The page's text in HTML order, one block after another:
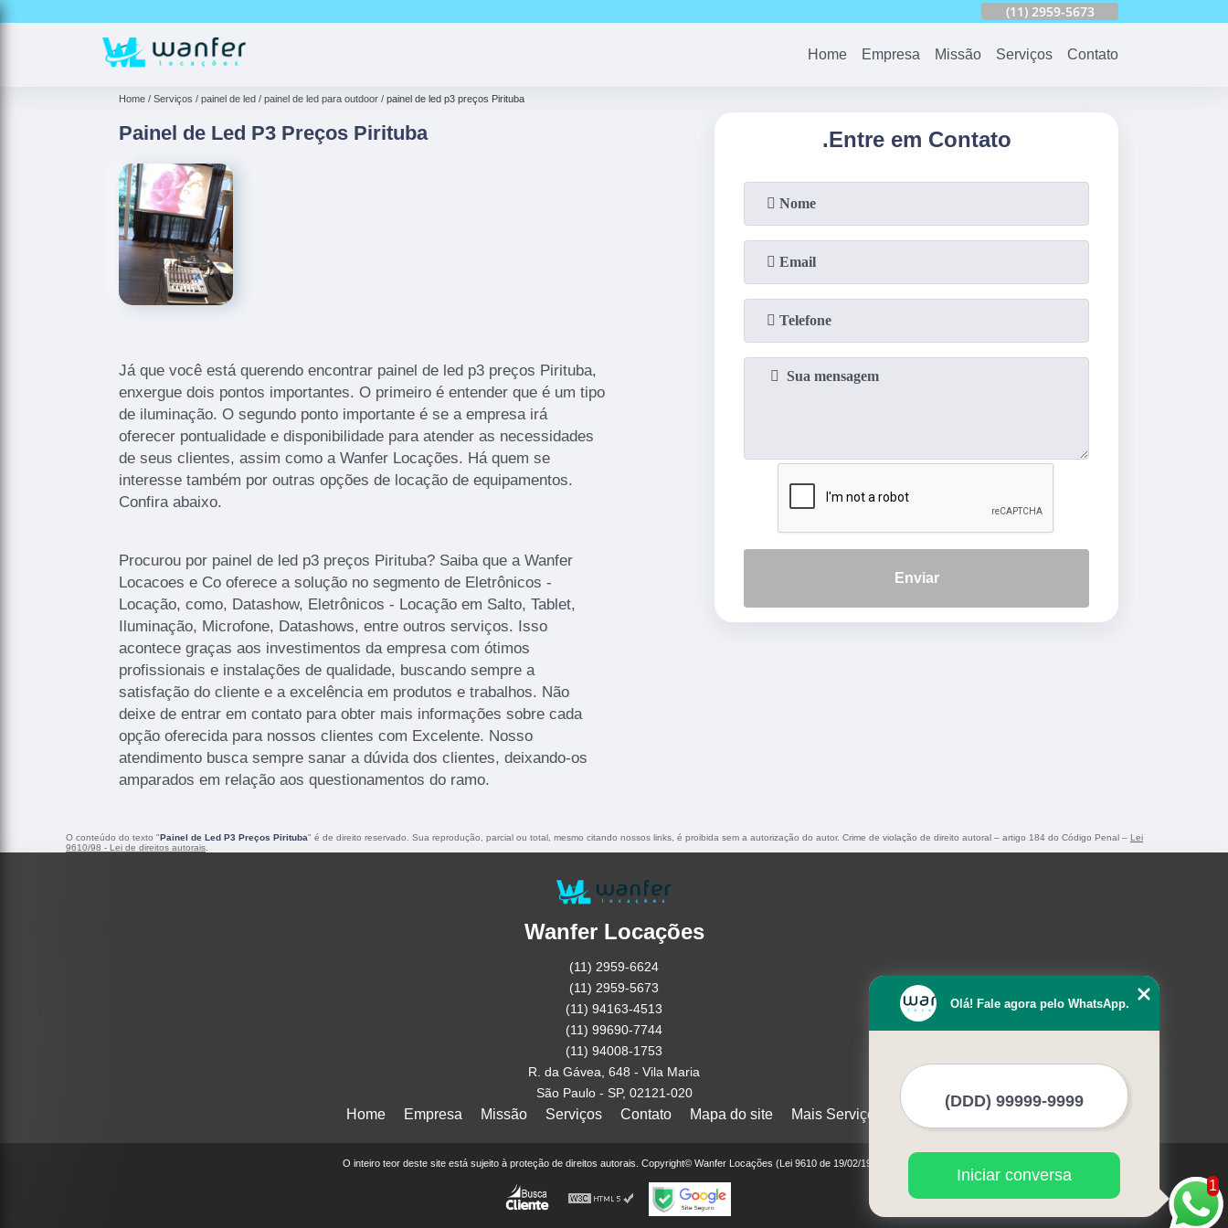
(11) 2959-5673
Home Empresa Missão Serviços Contato
Home Serviços painel de led painel de led para outdoor painel de led p3 preços Pirituba
Painel de Led P3 Preços Pirituba
Já que você está querendo encontrar painel de led p3 preços Pirituba,
enxergue dois pontos importantes. O primeiro é entender que é um tipo
de iluminação. O segundo ponto importante é se a empresa irá
oferecer pontualidade e disponibilidade para atender as necessidades
de seus clientes, assim como a Wanfer Locações. Há quem se
interesse também por outras opções de locação de equipamentos.
Confira abaixo.
Procurou por painel de led p3 preços Pirituba? Saiba que a Wanfer
Locacoes e Co oferece a solução no segmento de Eletrônicos -
Locação, como, Datashow, Eletrônicos - Locação em Salto, Tablet,
Iluminação, Microfone, Datashows, entre outros serviços. Isso
acontece graças aos investimentos da empresa com ótimos
profissionais e instalações de qualidade, buscando sempre a
satisfação do cliente e a excelência em produtos e trabalhos. Não
deixe de entrar em contato para obter mais informações sobre cada
opção oferecida para nossos clientes com Excelente. Nosso
atendimento busca sempre sanar a dúvida dos clientes, deixando-os
amparados em relação aos questionamentos do ramo.
.Entre em Contato
Enviar
O conteúdo do texto "Painel de Led P3 Preços Pirituba" é de direito reservado. Sua reprodução, parcial ou total, mesmo citando nossos links, é proibida sem a autorização do autor. Crime de violação de direito autoral – artigo 184 do Código Penal – Lei
9610/98 - Lei de direitos autorais
Wanfer Locações
(11) 2959-6624
(11) 2959-5673
(11) 94163-4513
(11) 99690-7744
(11) 94008-1753
R. da Gávea, 648 - Vila Maria
São Paulo - SP, 02121-020
Home Empresa Missão Serviços Contato Mapa do site Mais Serviços
O inteiro teor deste site está sujeito à proteção de direitos autorais. Copyright© Wanfer Locações (Lei 9610 de 19/02/1998)
1
Olá! Fale agora pelo WhatsApp.
Iniciar conversa